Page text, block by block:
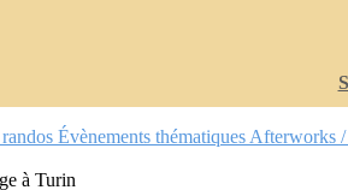
Évènements thématiques Afterworks /